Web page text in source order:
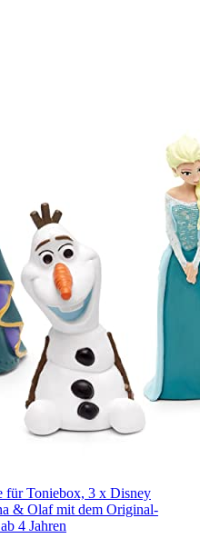
für Toniebox, 3 x Disney
& Olaf mit dem Original-
4 Jahren